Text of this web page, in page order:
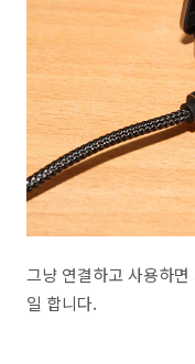
그냥 연결하고 사용하
일 합니다.